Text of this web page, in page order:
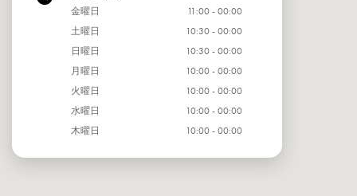
金曜日
11:00 - 00:00
土曜日
10:30 - 00:00
日曜日
10:30 - 00:00
月曜日
10:00 - 00:00
火曜日
10:00 - 00:00
水曜日
10:00 - 00:00
木曜日
10:00 - 00:00